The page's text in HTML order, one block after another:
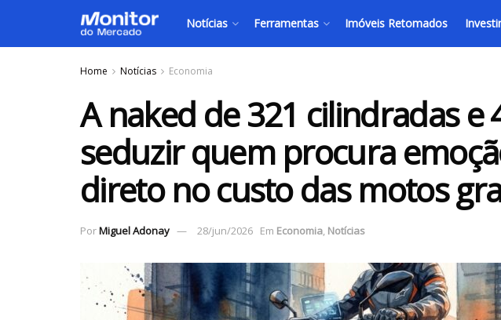
Notícias Ferramentas Imóveis Retomados
Home Notícias Economia
A naked de 321 cilindradas e
seduzir quem procura
direto no custo das motos
PorMiguel Adonay 28/jun/2026 Em Economia, Notícias